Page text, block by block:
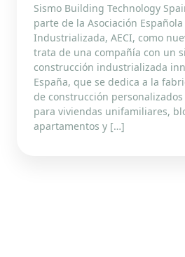
Sismo Building Technology
parte de la Asociación
Industrializada, AECI, como
trata de una compañía con un
construcción industrializada
España, que se dedica a la
de construcción
para viviendas unifamiliares,
apartamentos y […]